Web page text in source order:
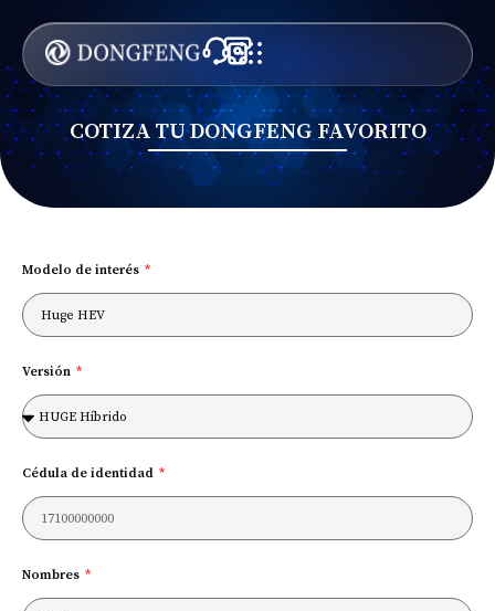
COTIZA TU DONGFENG FAVORITO
Modelo de interés
Versión
Cédula de identidad
Nombres